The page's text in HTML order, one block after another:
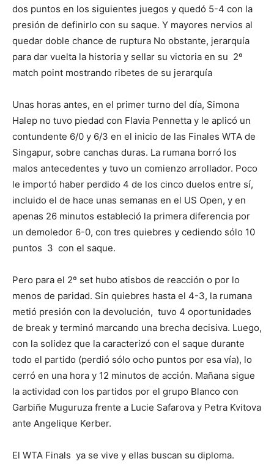
dos puntos en los siguientes juegos y quedó 5-4 con la
presión de definirlo con su saque. Y mayores nervios al
quedar doble chance de ruptura No obstante, jerarquía
para dar vuelta la historia y sellar su victoria en su 2º
match point mostrando ribetes de su jerarquía
Unas horas antes, en el primer turno del día, Simona
Halep no tuvo piedad con Flavia Pennetta y le aplicó un
contundente 6/0 y 6/3 en el inicio de las Finales WTA de
Singapur, sobre canchas duras. La rumana borró los
malos antecedentes y tuvo un comienzo arrollador. Poco
le importó haber perdido 4 de los cinco duelos entre sí,
incluido el de hace unas semanas en el US Open, y en
apenas 26 minutos estableció la primera diferencia por
un demoledor 6-0, con tres quiebres y cediendo sólo 10
puntos 3 con el saque.
Pero para el 2º set hubo atisbos de reacción o por lo
menos de paridad. Sin quiebres hasta el 4-3, la rumana
metió presión con la devolución, tuvo 4 oportunidades
de break y terminó marcando una brecha decisiva. Luego,
con la solidez que la caracterizó con el saque durante
todo el partido (perdió sólo ocho puntos por esa vía), lo
cerró en una hora y 12 minutos de acción. Mañana sigue
la actividad con los partidos por el grupo Blanco con
Garbiñe Muguruza frente a Lucie Safarova y Petra Kvitova
ante Angelique Kerber.
El WTA Finals ya se vive y ellas buscan su diploma.